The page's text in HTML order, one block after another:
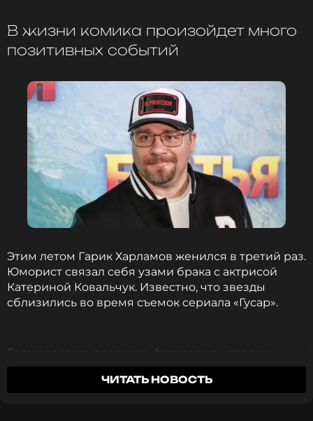
В жизни комика произойдет много
позитивных событий
Этим летом Гарик Харламов женился в третий раз.
Юморист связал себя узами брака с актрисой
Катериной Ковальчук. Известно, что звезды
сблизились во время съемок сериала «Гусар».
Гарик воспитывает дочь Анастасию, которая
родилась от его союза с бывшей женой
Кристиной Асмус. Общих детей с Ковальчук у
ЧИТАТЬ НОВОСТЬ